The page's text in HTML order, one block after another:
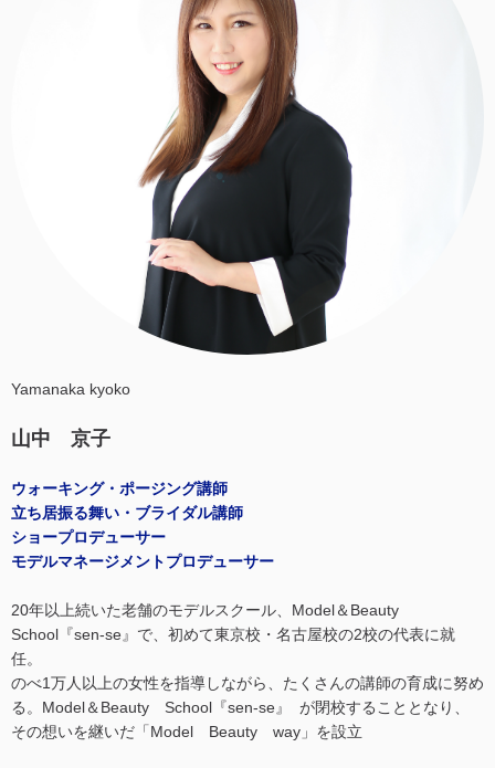
Yamanaka kyoko
山中 京子
ウォーキング・ポージング講師
立ち居振る舞い・ブライダル講師
ショープロデューサー
モデルマネージメントプロデューサー
20年以上続いた老舗のモデルスクール、Model＆Beauty
School『sen-se』で、初めて東京校・名古屋校の2校の代表に就
任。
のべ1万人以上の女性を指導しながら、たくさんの講師の育成に努め
る。Model＆Beauty School『sen-se』 が閉校することとなり、
その想いを継いだ「Model Beauty way」を設立